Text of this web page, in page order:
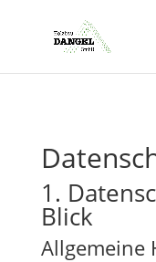
1.
Blick
Allgemeine